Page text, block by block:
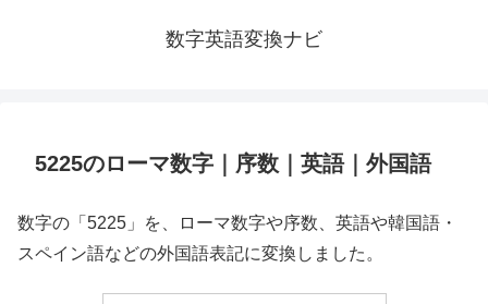
数字英語変換ナビ
5225のローマ数字｜序数｜英語｜外国語
数字の「5225」を、ローマ数字や序数、英語や韓国語・
スペイン語などの外国語表記に変換しました。